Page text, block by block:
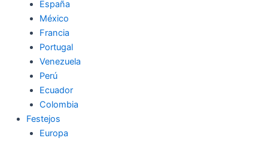
España
México
Francia
Portugal
Venezuela
Perú
Ecuador
Colombia
Festejos
Europa